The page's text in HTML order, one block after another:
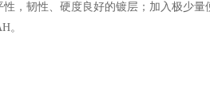
，韧性、硬度良好的镀层；加入极少量
。